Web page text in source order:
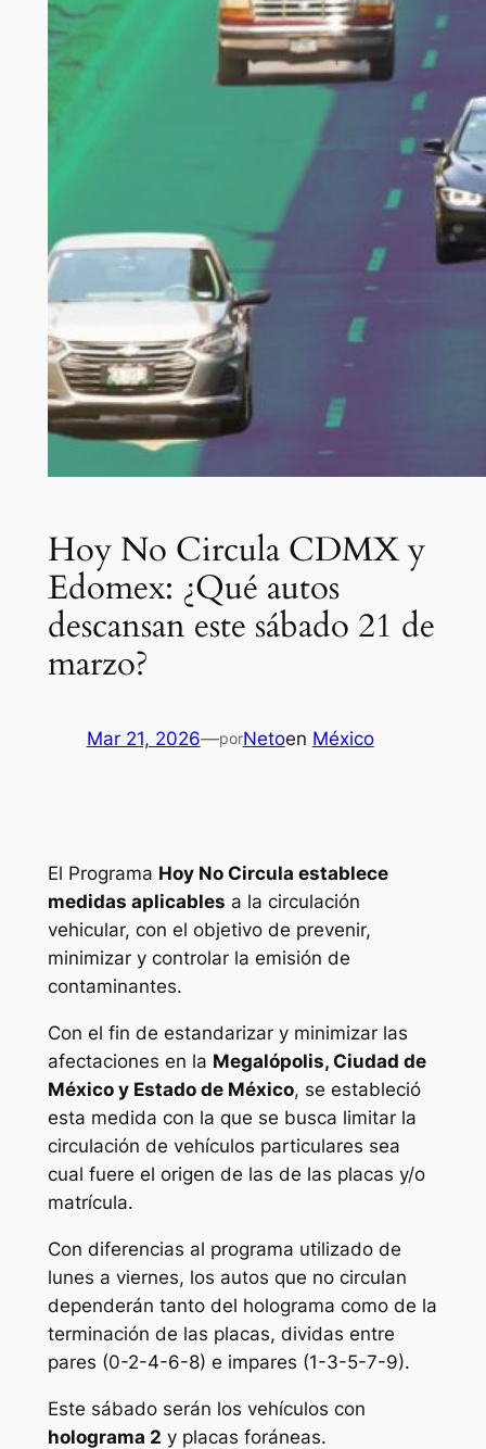
Hoy No Circula CDMX y
Edomex: ¿Qué autos
descansan este sábado 21 de
marzo?
Mar 21, 2026—porNetoen México
El Programa Hoy No Circula establece
medidas aplicables a la circulación
vehicular, con el objetivo de prevenir,
minimizar y controlar la emisión de
contaminantes.
Con el fin de estandarizar y minimizar las
afectaciones en la Megalópolis, Ciudad de
México y Estado de México, se estableció
esta medida con la que se busca limitar la
circulación de vehículos particulares sea
cual fuere el origen de las de las placas y/o
matrícula.
Con diferencias al programa utilizado de
lunes a viernes, los autos que no circulan
dependerán tanto del holograma como de la
terminación de las placas, dividas entre
pares (0-2-4-6-8) e impares (1-3-5-7-9).
Este sábado serán los vehículos con
holograma 2 y placas foráneas.